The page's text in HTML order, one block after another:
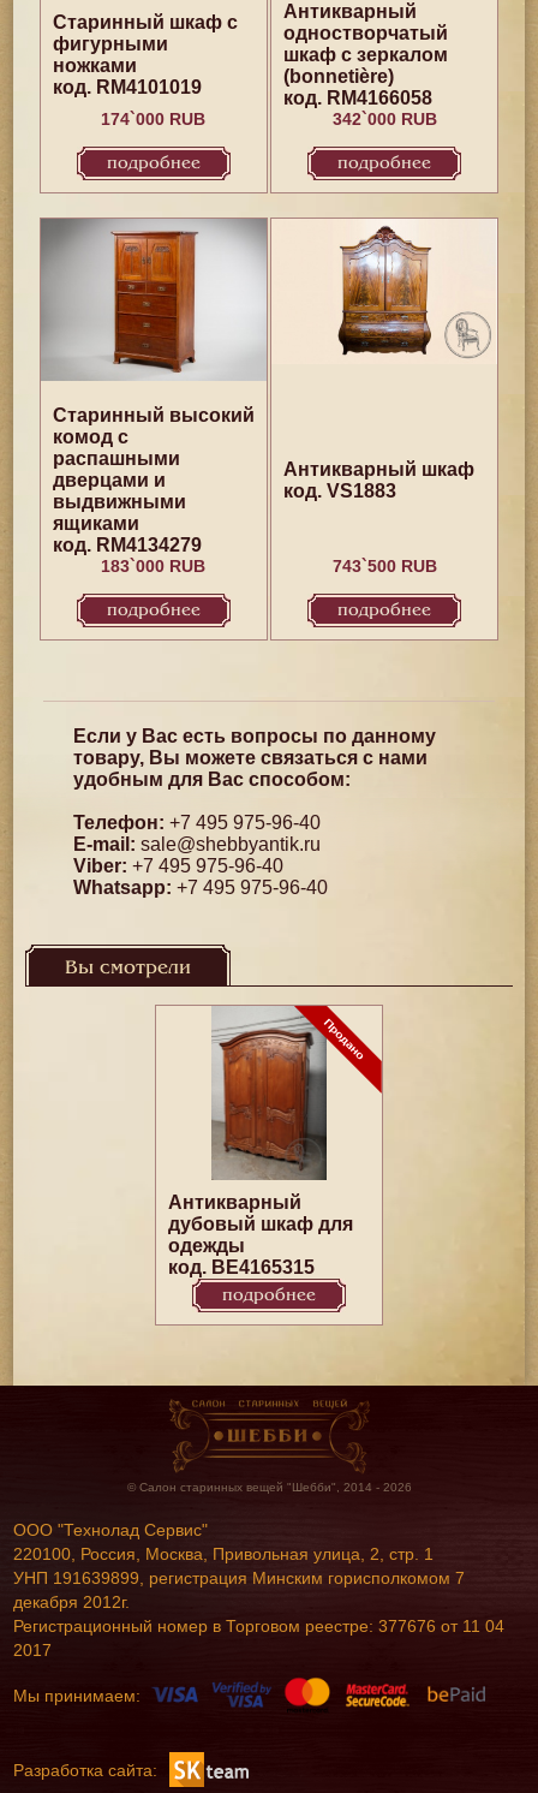
Старинный шкаф с
фигурными
ножками
код. RM4101019
174`000 RUB
подробнее
Антикварный
одностворчатый
шкаф с зеркалом
(bonnetière)
код. RM4166058
342`000 RUB
подробнее
Старинный высокий
комод с
распашными
дверцами и
выдвижными
ящиками
код. RM4134279
183`000 RUB
подробнее
Антикварный шкаф
код. VS1883
743`500 RUB
подробнее
Если у Вас есть вопросы по данному
товару, Вы можете связаться с нами
удобным для Вас способом:
Телефон: +7 495 975-96-40
E-mail: sale@shebbyantik.ru
Viber: +7 495 975-96-40
Whatsapp: +7 495 975-96-40
Вы смотрели
Антикварный
дубовый шкаф для
одежды
код. BE4165315
подробнее
© Салон старинных вещей "Шебби", 2014 - 2026
ООО "Технолад Сервис"
220100, Россия, Москва, Привольная улица, 2, стр. 1
УНП 191639899, регистрация Минским горисполкомом 7
декабря 2012г.
Регистрационный номер в Торговом реестре: 377676 от 11 04
2017
Мы принимаем:
Разработка сайта: